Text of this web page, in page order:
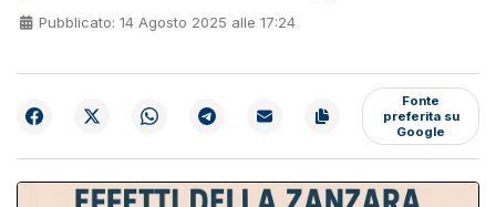
Pubblicato: 14 Agosto 2025 alle 17:24
Fonte
preferita su
Google